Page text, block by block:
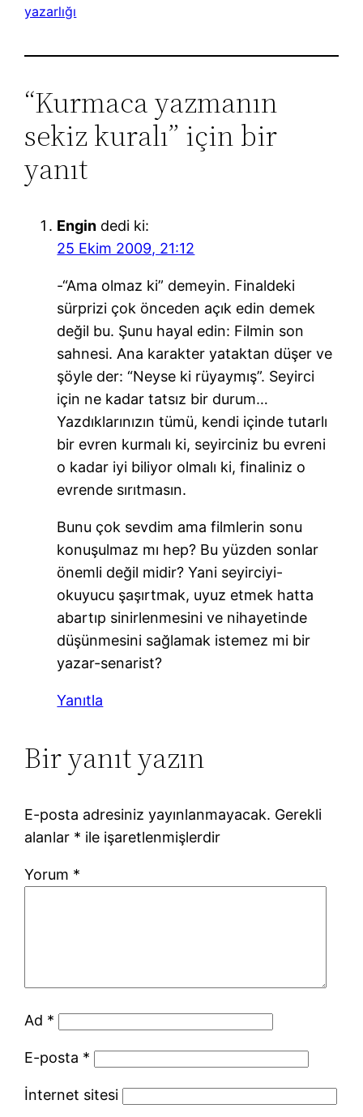
yazarlığı
“Kurmaca yazmanın
sekiz kuralı” için bir
yanıt
Engin dedi ki:
25 Ekim 2009, 21:12
-“Ama olmaz ki” demeyin. Finaldeki
sürprizi çok önceden açık edin demek
değil bu. Şunu hayal edin: Filmin son
sahnesi. Ana karakter yataktan düşer ve
şöyle der: “Neyse ki rüyaymış”. Seyirci
için ne kadar tatsız bir durum…
Yazdıklarınızın tümü, kendi içinde tutarlı
bir evren kurmalı ki, seyirciniz bu evreni
o kadar iyi biliyor olmalı ki, finaliniz o
evrende sırıtmasın.
Bunu çok sevdim ama filmlerin sonu
konuşulmaz mı hep? Bu yüzden sonlar
önemli değil midir? Yani seyirciyi-
okuyucu şaşırtmak, uyuz etmek hatta
abartıp sinirlenmesini ve nihayetinde
düşünmesini sağlamak istemez mi bir
yazar-senarist?
Yanıtla
Bir yanıt yazın
E-posta adresiniz yayınlanmayacak. Gerekli
alanlar * ile işaretlenmişlerdir
Yorum *
Ad *
E-posta *
İnternet sitesi